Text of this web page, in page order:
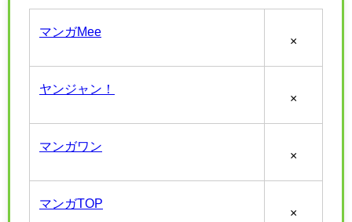
マンガMee
×
ヤンジャン！
×
マンガワン
×
マンガTOP
×